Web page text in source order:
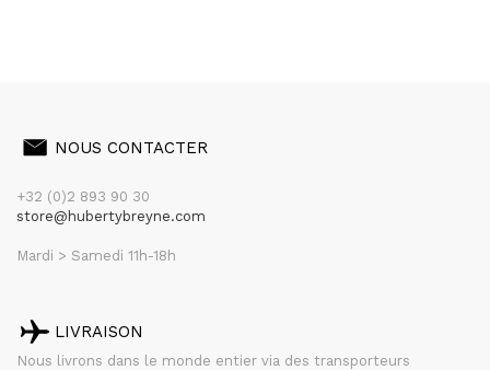
NOUS CONTACTER
+32 (0)2 893 90 30
store@hubertybreyne.com
Mardi > Samedi 11h-18h
LIVRAISON
Nous livrons dans le monde entier via des transporteurs